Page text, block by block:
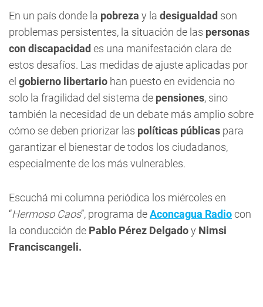
En un país donde la pobreza y la desigualdad son
problemas persistentes, la situación de las personas
con discapacidades una manifestación clara de
estos desafíos. Las medidas de ajuste aplicadas por
el gobierno libertario han puesto en evidencia no
solo la fragilidad del sistema de pensiones, sino
también la necesidad de un debate más amplio sobre
cómo se deben priorizar las políticas públicas para
garantizar el bienestar de todos los ciudadanos,
especialmente de los más vulnerables.
Escuchá mi columna periódica los miércoles en
“Hermoso Caos”, programa deAconcagua Radiocon
la conducción de Pablo Pérez Delgadoy Nimsi
Franciscangeli.